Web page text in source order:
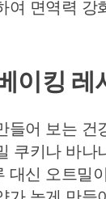
여 면역력 강
이킹 레
들어 보는 건
쿠키나 바나
대신 오트밀